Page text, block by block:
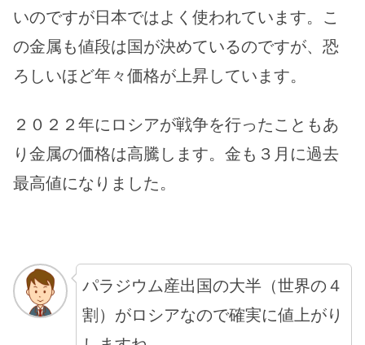
いのですが日本ではよく使われています。こ
の金属も値段は国が決めているのですが、恐
ろしいほど年々価格が上昇しています。
２０２２年にロシアが戦争を行ったこともあ
り金属の価格は高騰します。金も３月に過去
最高値になりました。
パラジウム産出国の大半（世界の４
割）がロシアなので確実に値上がり